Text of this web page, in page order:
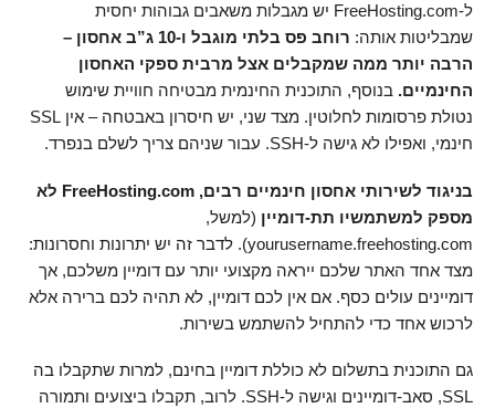
ל-FreeHosting.com יש מגבלות משאבים גבוהות יחסית
שמבליטות אותה:
רוחב פס בלתי מוגבל ו-10 ג”ב אחסון –
הרבה יותר ממה שמקבלים אצל מרבית ספקי האחסון
החינמיים. בנוסף, התוכנית החינמית מבטיחה חוויית שימוש
נטולת פרסומות לחלוטין. מצד שני, יש חיסרון באבטחה – אין SSL
חינמי, ואפילו לא גישה ל-SSH. עבור שניהם צריך לשלם בנפרד.
בניגוד לשירותי אחסון חינמיים רבים, FreeHosting.com לא
מספק למשתמשיו תת-דומיין (למשל,
yourusername.freehosting.com). לדבר זה יש יתרונות וחסרונות:
מצד אחד האתר שלכם ייראה מקצועי יותר עם דומיין משלכם, אך
דומיינים עולים כסף. אם אין לכם דומיין, לא תהיה לכם ברירה אלא
לרכוש אחד כדי להתחיל להשתמש בשירות.
גם התוכנית בתשלום לא כוללת דומיין בחינם, למרות שתקבלו בה
SSL, סאב-דומיינים וגישה ל-SSH. לרוב, תקבלו ביצועים ותמורה